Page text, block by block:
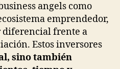
angels como
emprendedor,
diferencial frente a
Estos inversores
sino también